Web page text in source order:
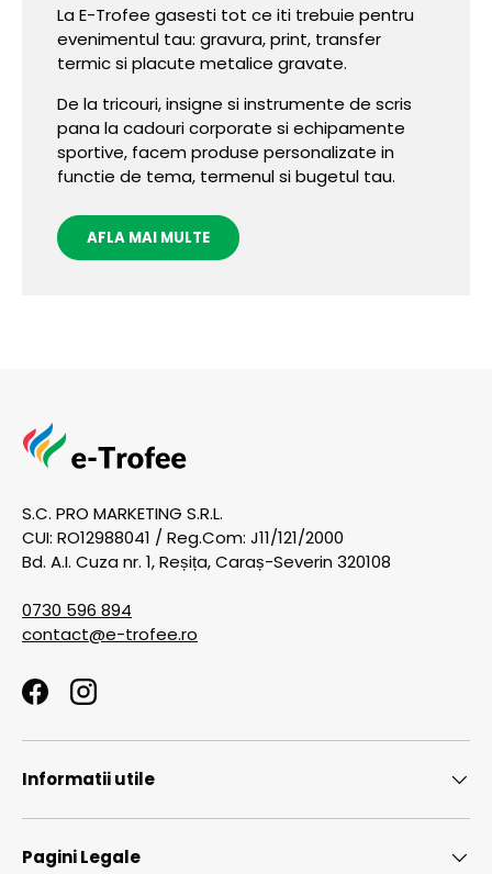
La E-Trofee gasesti tot ce iti trebuie pentru
evenimentul tau: gravura, print, transfer
termic si placute metalice gravate.
De la tricouri, insigne si instrumente de scris
pana la cadouri corporate si echipamente
sportive, facem produse personalizate in
functie de tema, termenul si bugetul tau.
AFLA MAI MULTE
S.C. PRO MARKETING S.R.L.
CUI: RO12988041 / Reg.Com: J11/121/2000
Bd. A.I. Cuza nr. 1, Reșița, Caraș-Severin 320108
0730 596 894
contact@e-trofee.ro
FacebookInstagram
Informatii utile
Pagini Legale